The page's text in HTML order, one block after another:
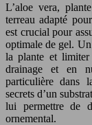
L’aloe vera,
terreau adapté
est crucial pour
optimale de gel.
la plante et limiter
drainage et en
particulière dans
secrets d’un
lui permettre de
ornemental.